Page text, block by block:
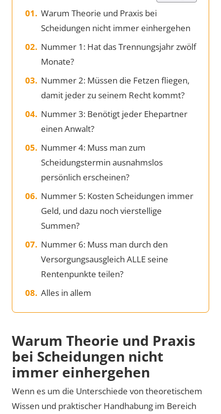
Warum Theorie und Praxis bei
Scheidungen nicht immer einhergehen
Nummer 1: Hat das Trennungsjahr zwölf
Monate?
Nummer 2: Müssen die Fetzen fliegen,
damit jeder zu seinem Recht kommt?
Nummer 3: Benötigt jeder Ehepartner
einen Anwalt?
Nummer 4: Muss man zum
Scheidungstermin ausnahmslos
persönlich erscheinen?
Nummer 5: Kosten Scheidungen immer
Geld, und dazu noch vierstellige
Summen?
Nummer 6: Muss man durch den
Versorgungsausgleich ALLE seine
Rentenpunkte teilen?
Alles in allem
Warum Theorie und Praxis
bei Scheidungen nicht
immer einhergehen
Wenn es um die Unterschiede von theoretischem
Wissen und praktischer Handhabung im Bereich